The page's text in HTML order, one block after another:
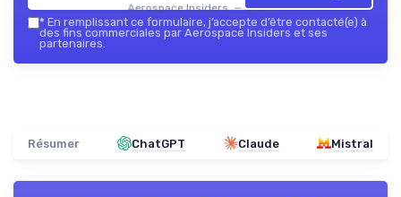
Aerospace Insiders — 2026
* En remplissant ce formulaire, j’accepte d’être contacté(e) à
des fins commerciales par Aerospace Insiders et ses
partenaires.
Résumer ChatGPT Claude Mistral